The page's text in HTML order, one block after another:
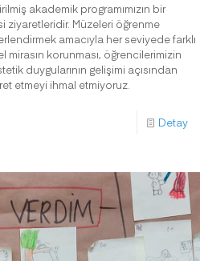
akademik programımızın bir
ziyaretleridir. Müzeleri öğrenme
amacıyla her seviyede farklı
korunması, öğrencilerimizin
duygularının gelişimi açısından
etmeyi ihmal etmiyoruz.
Detay